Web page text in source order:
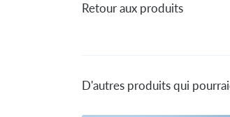
Retour aux produits
D'autres produits qui